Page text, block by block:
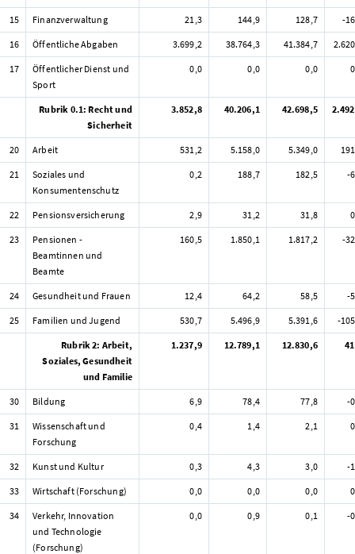
15 Finanzverwaltung 21,3 144,9 128,7 -
16 Öffentliche Abgaben 3.699,2 38.764,3 41.384,7
17
Öffentlicher Dienst und
Sport
0,0 0,0 0,0
Rubrik 0.1: Recht und
Sicherheit
3.852,8 40.206,1 42.698,5
20 Arbeit 531,2 5.158,0 5.349,0
21
Soziales und
Konsumentenschutz
0,2 188,7 182,5 -
22 Pensionsversicherung 2,9 31,2 31,8
23
Pensionen -
Beamtinnen und
Beamte
160,5 1.850,1 1.817,2 -
24 Gesundheit und Frauen 12,4 64,2 58,5 -
25 Familien und Jugend 530,7 5.496,9 5.391,6 -
Rubrik 2: Arbeit,
Soziales, Gesundheit
und Familie
1.237,9 12.789,1 12.830,6
30 Bildung 6,9 78,4 77,8 -
31
Wissenschaft und
Forschung
0,4 1,4 2,1
32 Kunst und Kultur 0,3 4,3 3,0 -
33 Wirtschaft (Forschung) 0,0 0,0 0,0
34
Verkehr, Innovation
und Technologie
(Forschung)
0,0 0,9 0,1 -